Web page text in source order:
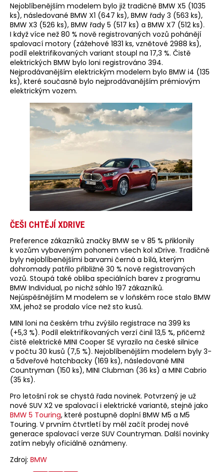
Nejoblíbenějším modelem bylo již tradičně BMW X5 (1035
ks), následované BMW X1 (647 ks), BMW řady 3 (563 ks),
BMW X3 (526 ks), BMW řady 5 (517 ks) a BMW X7 (512 ks).
I když více než 80 % nově registrovaných vozů pohánějí
spalovací motory (zážehové 1831 ks, vznětové 2988 ks),
podíl elektrifikovaných variant stoupl na 17,3 %. Čistě
elektrických BMW bylo loni registrováno 394.
Nejprodávanějším elektrickým modelem bylo BMW i4 (135
ks), které současně bylo nejprodávanějším prémiovým
elektrickým vozem.
ČEŠI CHTĚJÍ XDRIVE
Preference zákazníků značky BMW se v 85 % přiklonily
k vozům vybaveným pohonem všech kol xDrive. Tradičně
byly nejoblíbenějšími barvami černá a bílá, kterým
dohromady patřilo přibližně 30 % nově registrovaných
vozů. Stoupá také obliba speciálních barev z programu
BMW Individual, po nichž sáhlo 197 zákazníků.
Nejúspěšnějším M modelem se v loňském roce stalo BMW
XM, jehož se prodalo více než sto kusů.
MINI loni na českém trhu zvýšilo registrace na 399 ks
(+5,3 %). Podíl elektrifikovaných verzí činil 13,5 %, přičemž
čistě elektrické MINI Cooper SE vyrazilo na české silnice
v počtu 30 kusů (7,5 %). Nejoblíbenějším modelem byly 3-
a 5dveřové hatchbacky (169 ks), následované MINI
Countryman (150 ks), MINI Clubman (36 ks) a MINI Cabrio
(35 ks).
Pro letošní rok se chystá řada novinek. Potvrzený je už
nové SUV X2 ve spalovací i elektrické variantě, stejně jako
BMW 5 Touring, které postupně doplní BMW M5 a M5
Touring. V prvním čtvrtletí by měl začít prodej nové
generace spalovací verze SUV Countryman. Další novinky
zatím nebyly oficiálně oznámeny.
Zdroj: BMW